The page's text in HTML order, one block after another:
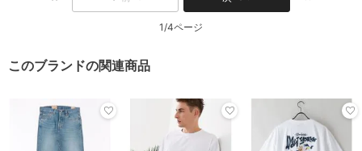
1/4ページ
このブランドの関連商品